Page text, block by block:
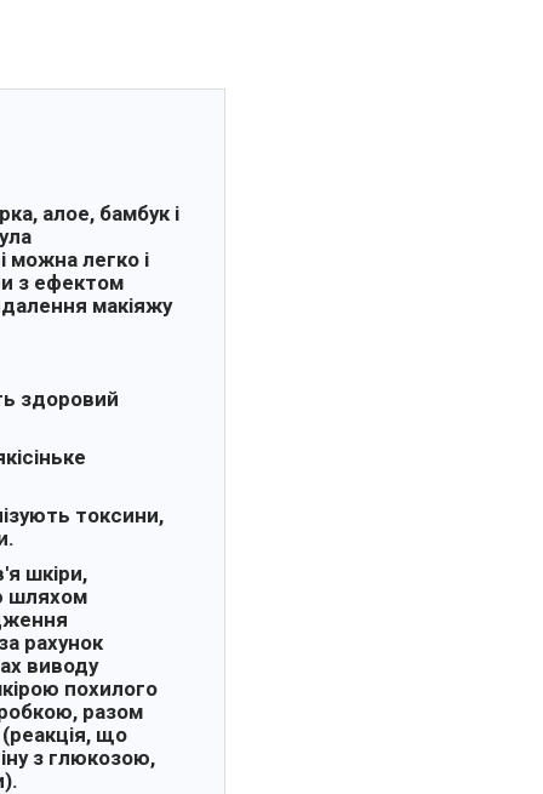
алое, бамбук і
можна легко і
з ефектом
макіяжу
здоровий
токсини,
шкіри,
шляхом
рахунок
виводу
похилого
разом
(реакція, що
з глюкозою,